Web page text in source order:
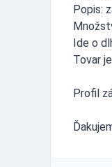
Popis:
Ide o
Tovar
Profil